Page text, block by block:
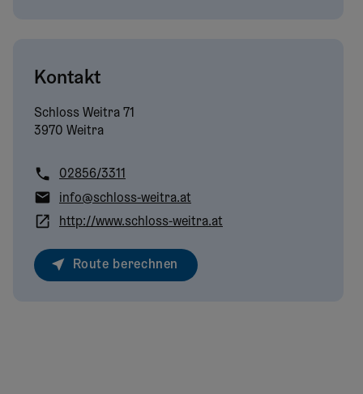
Kontakt
Schloss Weitra 71
3970 Weitra
02856/3311
info@schloss-weitra.at
http://www.schloss-weitra.at
Route berechnen